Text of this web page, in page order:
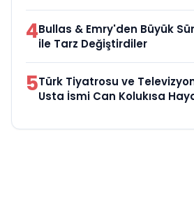
4Bullas & Emry'den Büyük
ile Tarz Değiştirdiler
5Türk Tiyatrosu ve Televizyon
Usta İsmi Can Kolukısa